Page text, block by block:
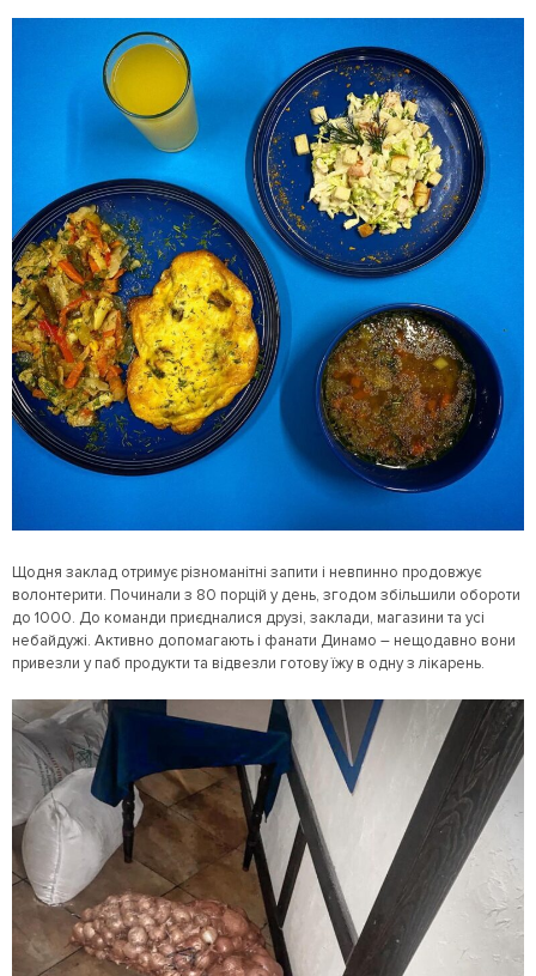
Щодня заклад отримує різноманітні запити і невпинно продовжує
волонтерити. Починали з 80 порцій у день, згодом збільшили обороти
до 1000. До команди приєдналися друзі, заклади, магазини та усі
небайдужі. Активно допомагають і фанати Динамо – нещодавно вони
привезли у паб продукти та відвезли готову їжу в одну з лікарень.